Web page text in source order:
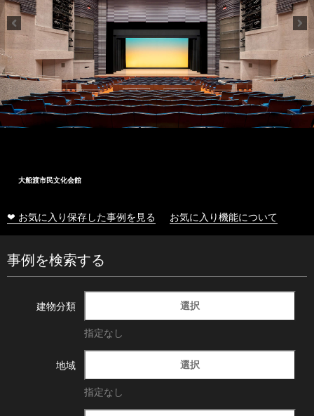
大船渡市民文化会館
❤ お気に入り保存した事例を見る お気に入り機能について
事例を検索する
建物分類 選択
指定なし
地域 選択
指定なし